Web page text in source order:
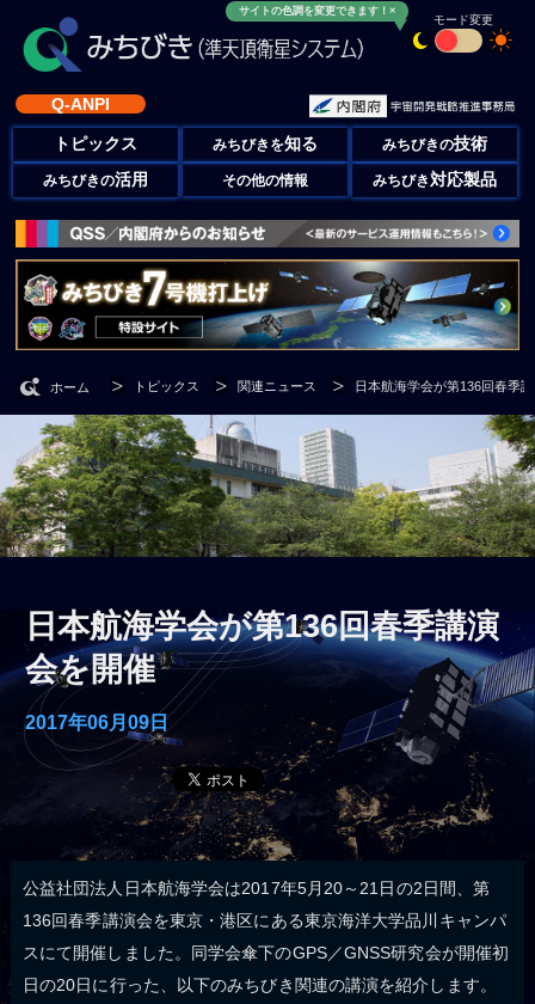
サイトの色調を変更できます！×
モード変更
Q-ANPI
トピックス みちびきを知る みちびきの技術
みちびきの活用 その他の情報 みちびき対応製品
ホーム トピックス 関連ニュース 日本航海学会が第136回春季
日本航海学会が第136回春季講演
会を開催
2017年06月09日
公益社団法人日本航海学会は2017年5月20～21日の2日間、第
136回春季講演会を東京・港区にある東京海洋大学品川キャンパ
スにて開催しました。同学会傘下のGPS／GNSS研究会が開催初
日の20日に行った、以下のみちびき関連の講演を紹介します。